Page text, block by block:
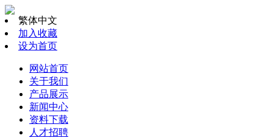
繁体中文
加入收藏
设为首页
网站首页
关于我们
产品展示
新闻中心
资料下载
人才招聘